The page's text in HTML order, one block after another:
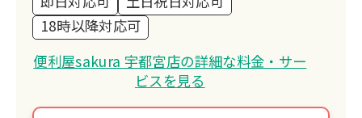
に寄り添った丁寧な作業を提供していま
す。
18時以降対応可
便利屋sakura 宇都宮店の詳細な料金・サー
ビスを見る